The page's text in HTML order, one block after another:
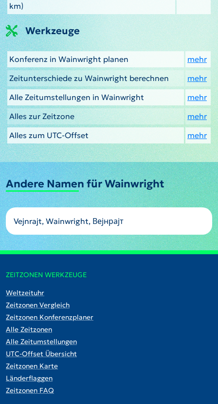
km)
Werkzeuge
Konferenz in Wainwright planen
mehr
Zeitunterschiede zu Wainwright berechnen
mehr
Alle Zeitumstellungen in Wainwright
mehr
Alles zur Zeitzone
mehr
Alles zum UTC-Offset
mehr
Andere Namen für Wainwright
Vejnrajt, Wainwright, Вејнрајт
ZEITZONEN WERKZEUGE
Weltzeituhr
Zeitzonen Vergleich
Zeitzonen Konferenzplaner
Alle Zeitzonen
Alle Zeitumstellungen
UTC-Offset Übersicht
Zeitzonen Karte
Länderflaggen
Zeitzonen FAQ